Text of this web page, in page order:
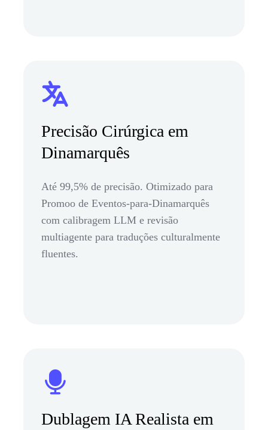
Precisão Cirúrgica em
Dinamarquês
Até 99,5% de precisão. Otimizado para
Promoo de Eventos-para-Dinamarquês
com calibragem LLM e revisão
multiagente para traduções culturalmente
fluentes.
Dublagem IA Realista em